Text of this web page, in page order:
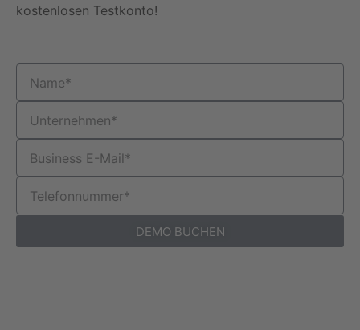
kostenlosen Testkonto!
DEMO BUCHEN